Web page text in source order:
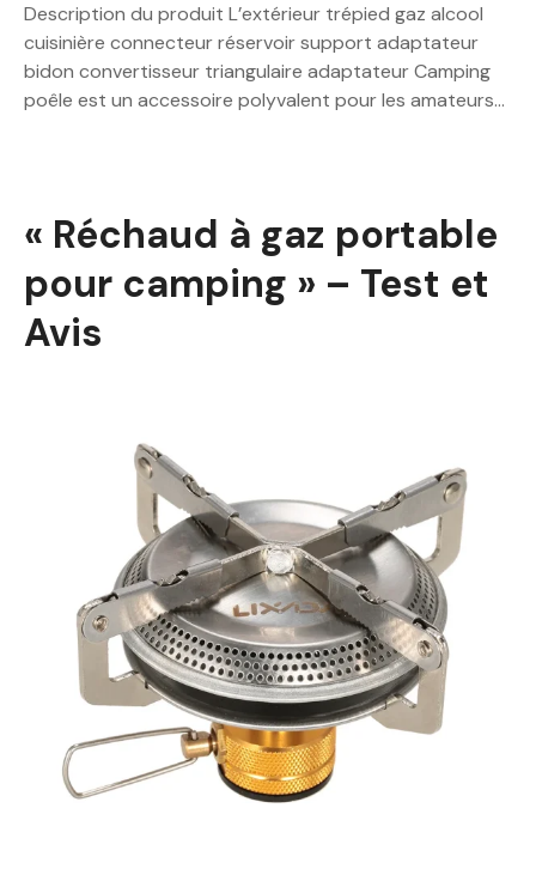
Description du produit L’extérieur trépied gaz alcool
cuisinière connecteur réservoir support adaptateur
bidon convertisseur triangulaire adaptateur Camping
poêle est un accessoire polyvalent pour les amateurs…
« Réchaud à gaz portable
pour camping » – Test et
Avis